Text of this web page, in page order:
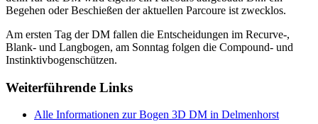
Begehen oder Beschießen der aktuellen Parcoure ist zwecklos.
Am ersten Tag der DM fallen die Entscheidungen im Recurve-,
Blank- und Langbogen, am Sonntag folgen die Compound- und
Instinktivbogenschützen.
Weiterführende Links
Alle Informationen zur Bogen 3D DM in Delmenhorst